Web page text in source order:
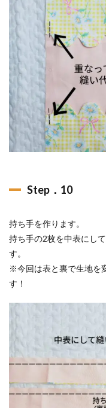
Step．10
持ち手を作ります。
持ち手の2枚を中表にし
す。
※今回は表と裏で生地を
す！